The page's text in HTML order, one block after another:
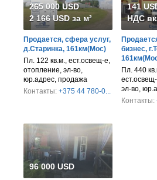
265 000 USD
2 166 USD за м²
Продается, сфера услуг,
д.Старинка, 161км(Мос)
Пл. 122 кв.м., ест.освещ-е,
отопление, эл-во,
юр.адрес, продажа
Контакты: +375 44 780-0...
141
НДС
бизнес,
Пл. 440
эл-во,
Контакты:
96 000 USD